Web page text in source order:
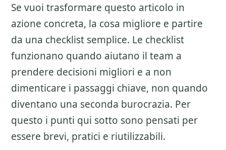
Se vuoi trasformare questo articolo in
azione concreta, la cosa migliore e partire
da una checklist semplice. Le checklist
funzionano quando aiutano il team a
prendere decisioni migliori e a non
dimenticare i passaggi chiave, non quando
diventano una seconda burocrazia. Per
questo i punti qui sotto sono pensati per
essere brevi, pratici e riutilizzabili.